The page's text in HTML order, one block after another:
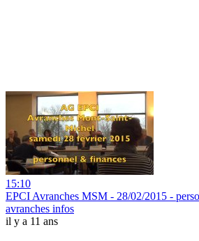
15:10
EPCI Avranches MSM - 28/02/2015 -
avranches infos
il y a 11 ans